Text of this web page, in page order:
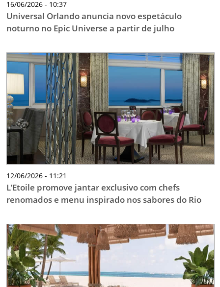
16/06/2026 - 10:37
Universal Orlando anuncia novo espetáculo
noturno no Epic Universe a partir de julho
12/06/2026 - 11:21
L’Etoile promove jantar exclusivo com chefs
renomados e menu inspirado nos sabores do Rio